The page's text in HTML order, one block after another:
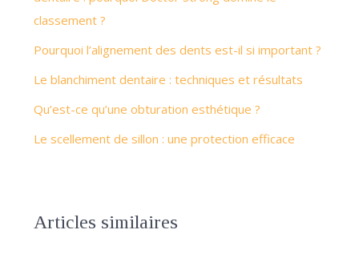
classement ?
Pourquoi l’alignement des dents est-il si important ?
Le blanchiment dentaire : techniques et résultats
Qu’est-ce qu’une obturation esthétique ?
Le scellement de sillon : une protection efficace
Articles similaires